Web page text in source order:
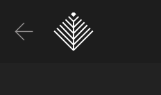
основного